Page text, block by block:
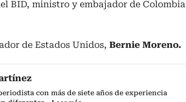
BID, ministro y embajador de Colombia
de Estados Unidos, Bernie Moreno.
con más de siete años de experiencia